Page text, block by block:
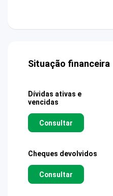
Situação financeira
Dívidas ativas e
vencidas
Consultar
Cheques devolvidos
Consultar